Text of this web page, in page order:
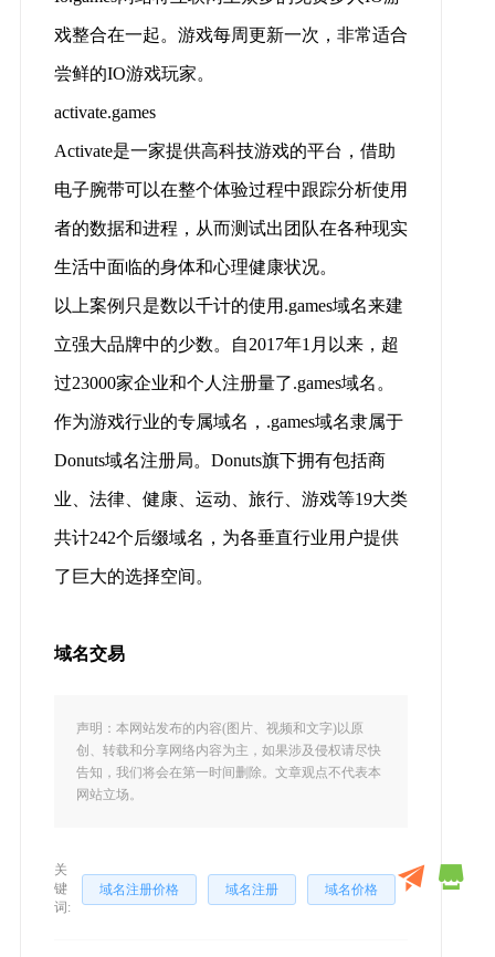
戏整合在一起。游戏每周更新一次，非常适合
尝鲜的IO游戏玩家。
activate.games
Activate是一家提供高科技游戏的平台，借助
电子腕带可以在整个体验过程中跟踪分析使用
者的数据和进程，从而测试出团队在各种现实
生活中面临的身体和心理健康状况。
以上案例只是数以千计的使用.games域名来建
立强大品牌中的少数。自2017年1月以来，超
过23000家企业和个人注册量了.games域名。
作为游戏行业的专属域名，.games域名隶属于
Donuts域名注册局。Donuts旗下拥有包括商
业、法律、健康、运动、旅行、游戏等19大类
共计242个后缀域名，为各垂直行业用户提供
了巨大的选择空间。​​​​
域名交易
声明：本网站发布的内容(图片、视频和文字)以原
创、转载和分享网络内容为主，如果涉及侵权请尽快
告知，我们将会在第一时间删除。文章观点不代表本
网站立场。
关
键
词:
域名注册价格 域名注册 域名价格